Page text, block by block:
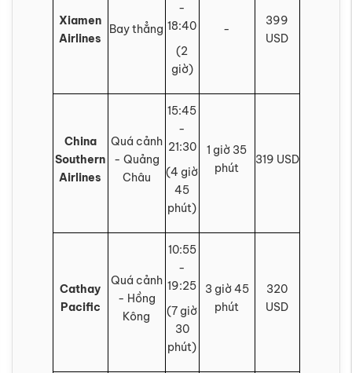
Xiamen
Airlines
Bay thẳng
-
18:40
(2
giờ)
-
399
USD
China
Southern
Airlines
Quá cảnh
- Quảng
Châu
15:45
-
21:30
(4 giờ
45
phút)
1 giờ 35
phút
319 USD
Cathay
Pacific
Quá cảnh
- Hồng
Kông
10:55
-
19:25
(7 giờ
30
phút)
3 giờ 45
phút
320
USD